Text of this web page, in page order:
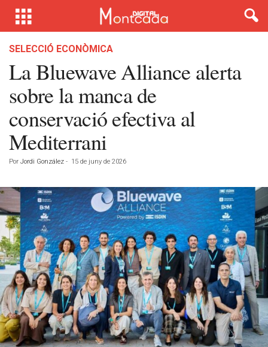
SELECCIÓ ECONÒMICA
La Bluewave Alliance alerta
sobre la manca de
conservació efectiva al
Mediterrani
Por Jordi González - 15 de juny de 2026